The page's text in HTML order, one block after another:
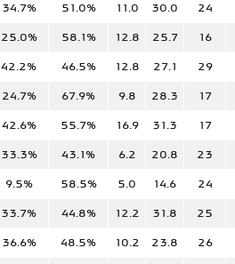
24
30.0
11.0
51.0%
34.7%
16
25.7
12.8
58.1%
25.0%
29
27.1
12.8
46.5%
42.2%
17
28.3
9.8
67.9%
24.7%
17
31.3
16.9
55.7%
42.6%
23
20.8
6.2
43.1%
33.3%
24
14.6
5.0
58.5%
9.5%
25
31.8
12.2
44.8%
33.7%
26
23.8
10.2
48.5%
36.6%